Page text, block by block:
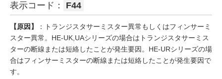
表示コード： F44
【原因】
：トランジスタサーミスター異常もしくはフィンサーミ
スター異常。HE-UK,UAシリーズの場合はトランジスタサーミス
ターの断線または短絡したことが発生要因。HE-URシリーズの場
合はフィンサーミスターの断線または短絡したことが発生要因で
す。